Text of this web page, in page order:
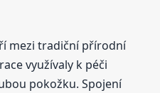
mezi tradiční přírodní
využívaly k péči
pokožku. Spojení